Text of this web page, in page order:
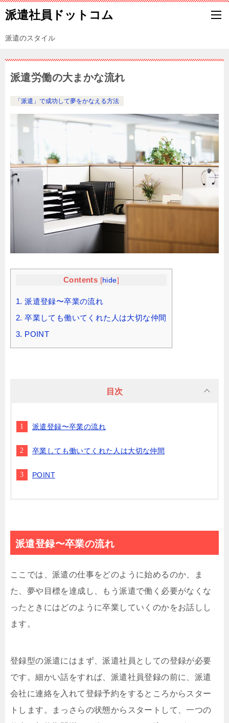
派遣社員ドットコム
派遣のスタイル
派遣労働の大まかな流れ
「派遣」で成功して夢をかなえる方法
Contents [hide]
1. 派遣登録〜卒業の流れ
2. 卒業しても働いてくれた人は大切な仲間
3. POINT
目次
派遣登録〜卒業の流れ
卒業しても働いてくれた人は大切な仲間
POINT
派遣登録〜卒業の流れ
ここでは、派遣の仕事をどのように始めるのか、ま
た、夢や目標を達成し、もう派遣で働く必要がなくな
ったときにはどのように卒業していくのかをお話しし
ます。
登録型の派遣にはまず、派遣社員としての登録が必要
です。細かい話をすれば、派遣社員登録の前に、派遣
会社に連絡を入れて登録予約をするところからスター
トします。まっさらの状態からスタートして、一つの